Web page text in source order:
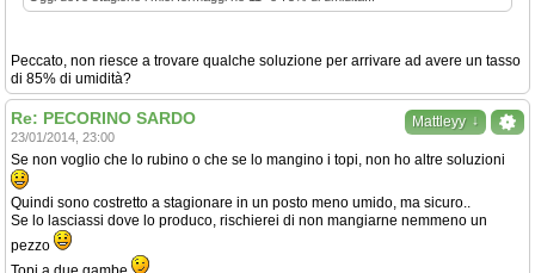
Peccato, non riesce a trovare qualche soluzione per arrivare ad avere un tasso
di 85% di umidità?
Mattleyy ↓
Re: PECORINO SARDO
23/01/2014, 23:00
Se non voglio che lo rubino o che se lo mangino i topi, non ho altre soluzioni
Quindi sono costretto a stagionare in un posto meno umido, ma sicuro..
Se lo lasciassi dove lo produco, rischierei di non mangiarne nemmeno un
pezzo